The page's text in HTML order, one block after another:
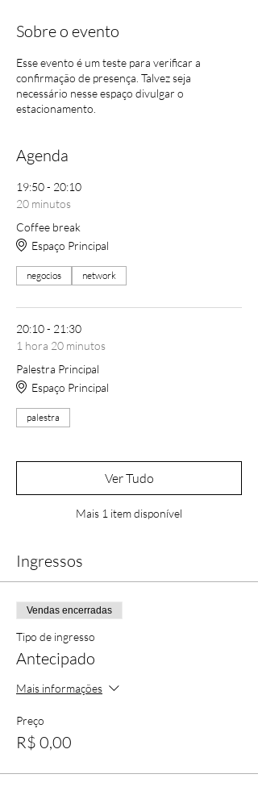
Sobre o evento
Esse evento é um teste para verificar a
confirmação de presença. Talvez seja
necessário nesse espaço divulgar o
estacionamento.
Agenda
19:50 - 20:10
20 minutos
Coffee break
Espaço Principal
negocios network
20:10 - 21:30
1 hora 20 minutos
Palestra Principal
Espaço Principal
palestra
Mais 1 item disponível
Ver Tudo
Ingressos
Vendas encerradas
Tipo de ingresso
Antecipado
Mais informações
Preço
R$ 0,00